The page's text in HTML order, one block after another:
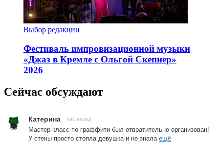
Выбор редакции
Фестиваль импровизационной музыки
«Джаз в Кремле с Ольгой Скепнер»
2026
Сейчас обсуждают
Катерина час назад
Мастер-класс по граффити был отвратительно организован!
У стены просто стояла девушка и не знала ещё